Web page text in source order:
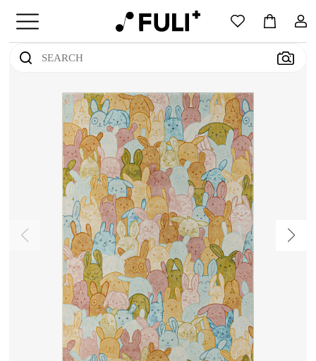
上传您感兴趣的地毯图片
（支持jpg/png/jpeg格式）
尝试点击示例图像